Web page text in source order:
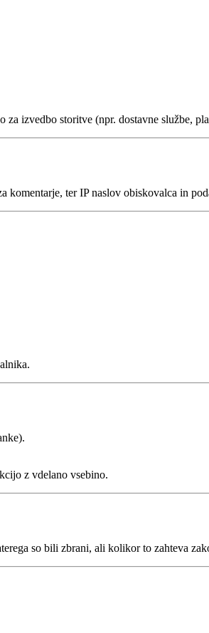
izvedbo storitve (npr. dostavne službe,
ter IP naslov obiskovalca in
z vdelano vsebino.
so bili zbrani, ali kolikor to zahteva